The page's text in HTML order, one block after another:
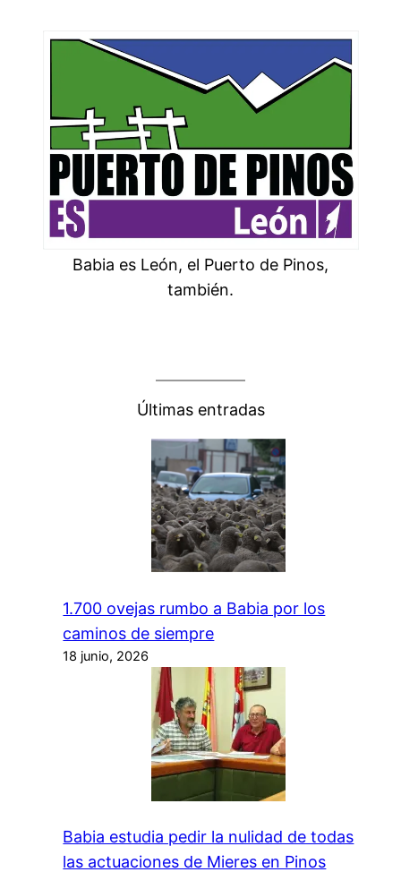
Babia es León, el Puerto de Pinos,
también.
Últimas entradas
1.700 ovejas rumbo a Babia por los
caminos de siempre
18 junio, 2026
Babia estudia pedir la nulidad de todas
las actuaciones de Mieres en Pinos